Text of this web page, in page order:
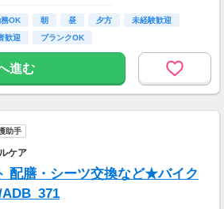
OK 朝 昼 夕方
未経験歓迎
歓迎 ブランクOK
進む
助手
ケア
配膳・シーツ交換など★バイク